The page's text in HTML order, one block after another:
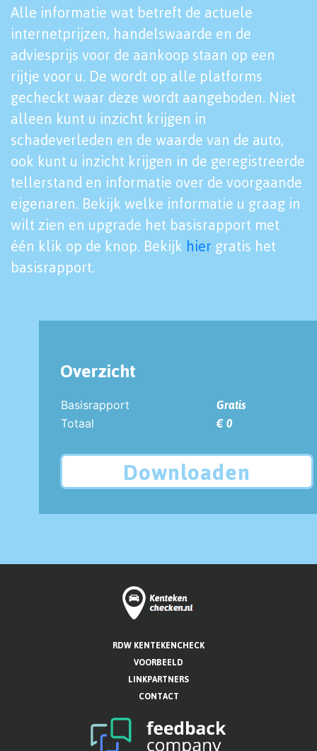
Alle informatie wat betreft de actuele
internetprijzen, handelswaarde en de
adviesprijs voor de aankoop staan op een
rijtje voor u. De wordt op alle platforms
gecheckt waar deze wordt aangeboden. Niet
alleen kunt u inzicht krijgen in
schadeverleden en de waarde van de auto,
ook kunt u inzicht krijgen in de geregistreerde
tellerstand en informatie over de voorgaande
eigenaren. Bekijk welke informatie u graag in
wilt zien en upgrade het basisrapport met
één klik op de knop. Bekijk hier gratis het
basisrapport.
Overzicht
Basisrapport
Gratis
Totaal
€ 0
Downloaden
RDW KENTEKENCHECK
VOORBEELD
LINKPARTNERS
CONTACT